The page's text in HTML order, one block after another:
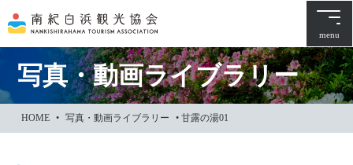
文
に
ッ
menu
写真・動画ライブラリー
HOME • 写真・動画ライブラリー •甘露の湯01